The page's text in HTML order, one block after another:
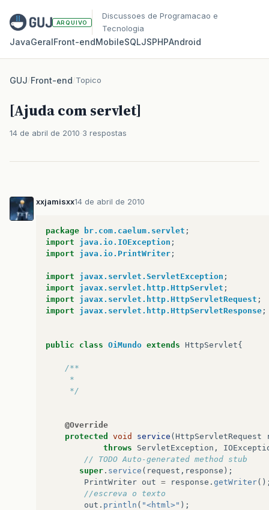
ARQUIVO
Discussoes de Programacao e
Tecnologia
JavaGeralFront‑endMobileSQLJSPHPAndroid
GUJ/Front-end/Topico
[Ajuda com servlet]
14 de abril de 2010 3 respostas
xxjamisxx14 de abril de 2010
package br.com.caelum.servlet ;
import
java.io.IOException ;
import
java.io.PrintWriter ;
import javax.servlet.ServletException ;
import
javax.servlet.http.HttpServlet ;
import
javax.servlet.http.HttpServletRequest ;
import
javax.servlet.http.HttpServletResponse ;
public class OiMundo extends HttpServlet{
/**
	 *
	 */
@Override
protected
void service ( HttpServletRequest
throws
ServletException ,
// TODO Auto-generated method stub
super . service ( request , response );
PrintWriter out = response . getWriter
//escreva o texto
out . println ( "<html>" );